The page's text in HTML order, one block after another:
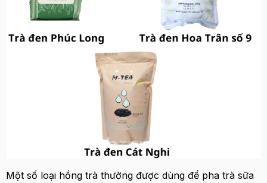
Một số loại hồng trà thường được dùng để pha trà sữa